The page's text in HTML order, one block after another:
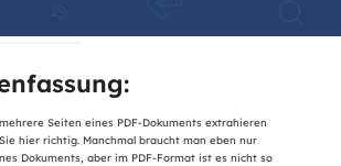
Seiten eines PDF-Dokuments extrahieren
hier richtig. Manchmal braucht man eben nur
Dokuments, aber im PDF-Format ist es nicht so